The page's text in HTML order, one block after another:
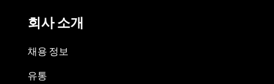
회사 소개
채용 정보
유통